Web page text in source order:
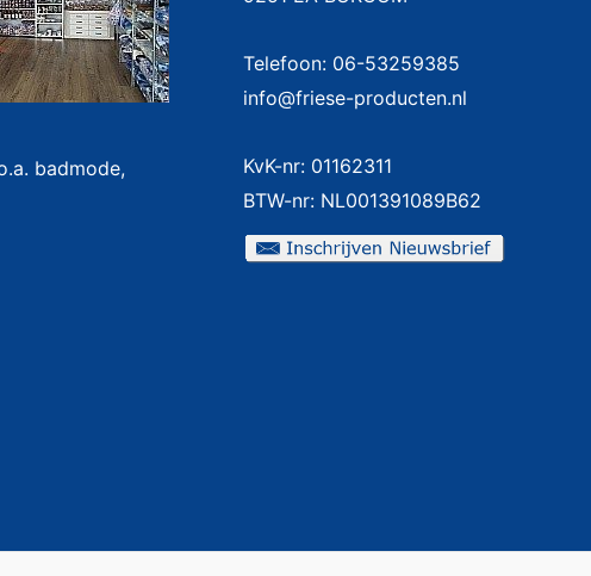
badmode,
Telefoon: 06-53259385
info@friese-producten.nl
KvK-nr: 01162311
BTW-nr: NL001391089B62